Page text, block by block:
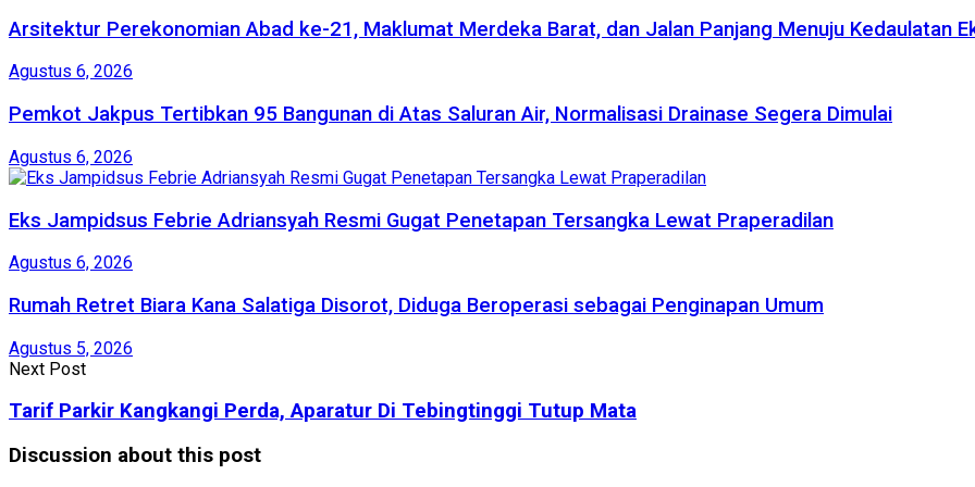
Arsitektur Perekonomian Abad ke-21, Maklumat Merdeka Barat, dan Jalan Panjang Menuju Kedaulatan
Agustus 6, 2026
Pemkot Jakpus Tertibkan 95 Bangunan di Atas Saluran Air, Normalisasi Drainase Segera Dimulai
Agustus 6, 2026
‎Eks Jampidsus Febrie Adriansyah Resmi Gugat Penetapan Tersangka Lewat Praperadilan
Agustus 6, 2026
Rumah Retret Biara Kana Salatiga Disorot, Diduga Beroperasi sebagai Penginapan Umum
Agustus 5, 2026
Next Post
Tarif Parkir Kangkangi Perda, Aparatur Di Tebingtinggi Tutup Mata
Discussion about this post